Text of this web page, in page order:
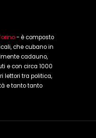
- è composto
che cubano in
cadauno,
e con circa 1000
lettori tra politica,
e tanto tanto